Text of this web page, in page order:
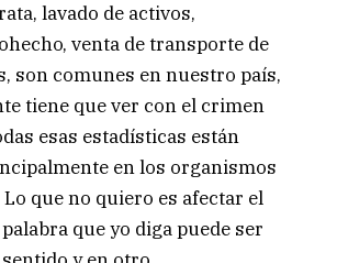
lavado de activos,
venta de transporte de
son comunes en nuestro país,
tiene que ver con el crimen
esas estadísticas están
en los organismos
que no quiero es afectar el
que yo diga puede ser